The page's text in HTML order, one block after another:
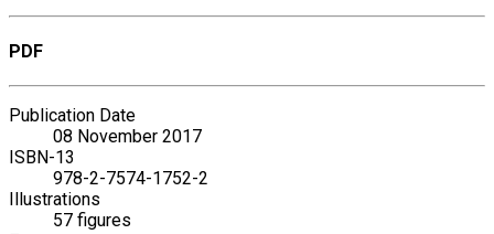
PDF
Publication Date
08 November 2017
ISBN-13
978-2-7574-1752-2
Illustrations
57 figures